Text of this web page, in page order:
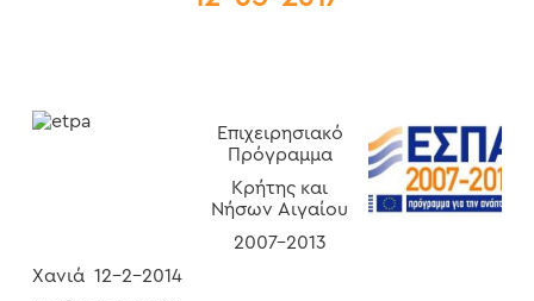
Επιχειρησιακό
Πρόγραμμα
Κρήτης και
Νήσων Αιγαίου
2007-2013
Χανιά 12-2-2014